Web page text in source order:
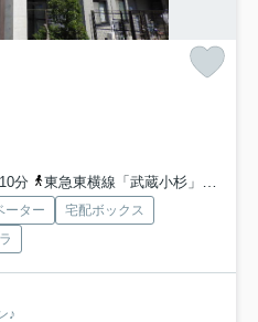
分
東急東横線「武蔵小杉」駅 徒歩19分
ーター
宅配ボックス
♪